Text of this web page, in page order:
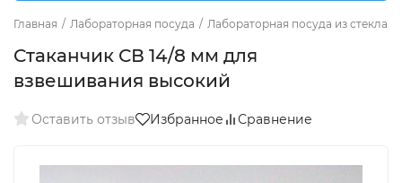
Главная / Лабораторная посуда / Лабораторная посуда из стекла
Стаканчик СВ 14/8 мм для
взвешивания высокий
Оставить отзыв Избранное Сравнение